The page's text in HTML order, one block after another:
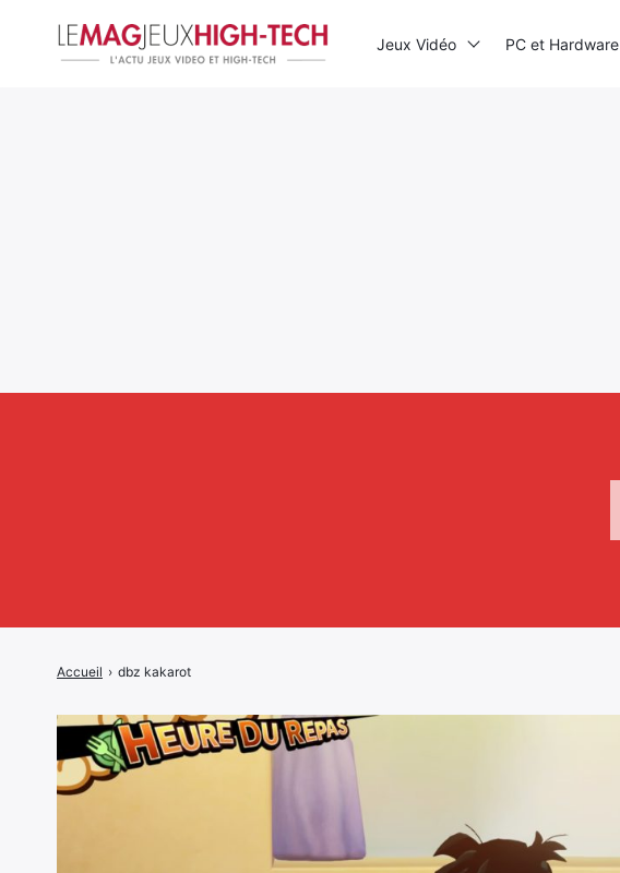
Accueil › dbz kakarot
Jeux Vidéo PC et Hardware